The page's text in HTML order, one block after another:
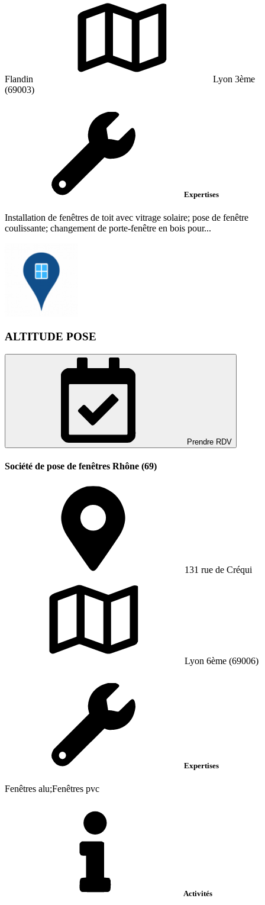
Flandin
Lyon 3ème
(69003)
Expertises
Installation de fenêtres de toit avec vitrage solaire; pose de fenêtre
coulissante; changement de porte-fenêtre en bois pour...
ALTITUDE POSE
Prendre RDV
Société de pose de fenêtres Rhône (69)
131 rue de Créqui
Lyon 6ème (69006)
Expertises
Fenêtres alu;Fenêtres pvc
Activités